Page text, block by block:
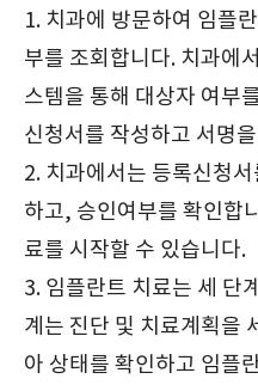
1. 치과에 방문하여 임플
부를 조회합니다. 치과에
스템을 통해 대상자 여부
신청서를 작성하고 서명
2. 치과에서는 등록신청
하고, 승인여부를 확인합
료를 시작할 수 있습니다.
3. 임플란트 치료는 세 단
계는 진단 및 치료계획을
아 상태를 확인하고 임플